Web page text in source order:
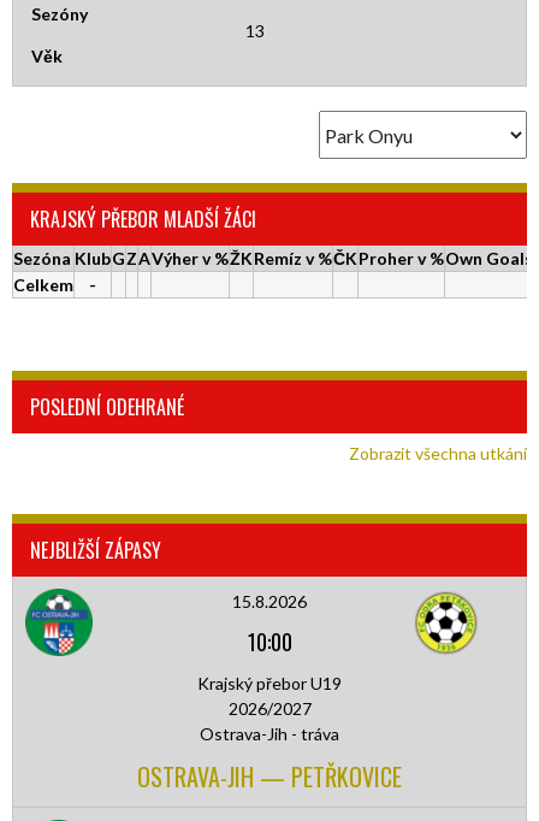
Sezóny
Věk
13
KRAJSKÝ PŘEBOR MLADŠÍ ŽÁCI
Sezóna KlubGZAVýher v %ŽKRemíz v %ČKProher v %Own Goals
Celkem
-
POSLEDNÍ ODEHRANÉ
Zobrazit všechna utkání
NEJBLIŽŠÍ ZÁPASY
15.8.2026
10:00
Krajský přebor U19
2026/2027
Ostrava-Jih - tráva
OSTRAVA-JIH — PETŘKOVICE